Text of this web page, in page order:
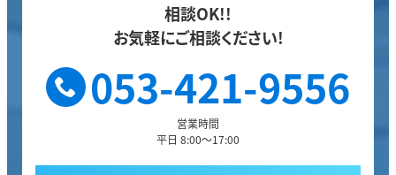
相談OK!!
お気軽にご相談ください!
053-421-9556
営業時間
平日 8:00～17:00